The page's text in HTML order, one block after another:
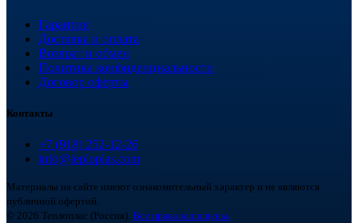
Гарантия
Доставка и оплата
Возврат и обмен
Политика конфиденциальности
Договор оферты
Контакты
+7 (918) 252-12-26
info@teploplas.com
Материалы на сайте имеют ознакомительный характер и не являются
публичной офертой.
© 2026 Теплоплас (Россия). Все права защищены.